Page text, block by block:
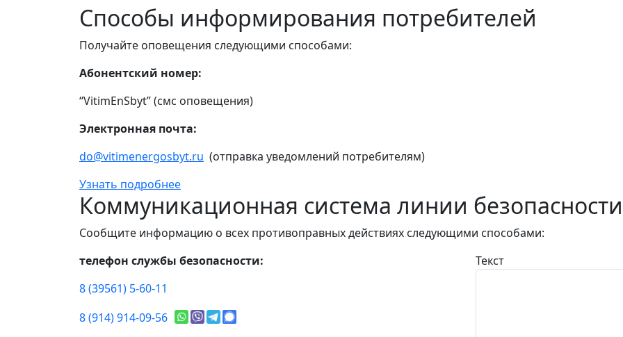
Способы информирования потребителей
Получайте оповещения следующими способами:
Абонентский номер:
“VitimEnSbyt” (смс оповещения)
Электронная почта:
do@vitimenergosbyt.ru (отправка уведомлений потребителям)
Узнать подробнее
Коммуникационная система линии безопасности
Сообщите информацию о всех противоправных действиях следующими способами:
телефон службы безопасности:
8 (39561) 5-60-11
8 (914) 914-09-56
Текст